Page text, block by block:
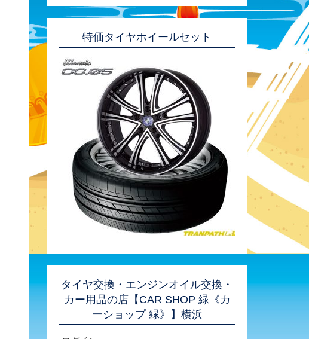
特価タイヤホイールセット
タイヤ交換・エンジンオイル交換・
カー用品の店【CAR SHOP 緑《カ
ーショップ 緑》】横浜